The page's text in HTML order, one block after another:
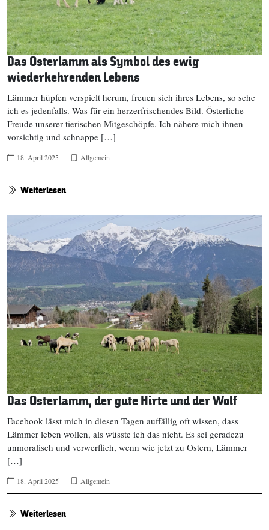
Das Osterlamm als Symbol des ewig
wiederkehrenden Lebens
Lämmer hüpfen verspielt herum, freuen sich ihres Lebens, so sehe
ich es jedenfalls. Was für ein herzerfrischendes Bild. Österliche
Freude unserer tierischen Mitgeschöpfe. Ich nähere mich ihnen
vorsichtig und schnappe […]
18. April 2025 Allgemein
Weiterlesen
Das Osterlamm, der gute Hirte und der Wolf
Facebook lässt mich in diesen Tagen auffällig oft wissen, dass
Lämmer leben wollen, als wüsste ich das nicht. Es sei geradezu
unmoralisch und verwerflich, wenn wie jetzt zu Ostern, Lämmer
[…]
18. April 2025 Allgemein
Weiterlesen